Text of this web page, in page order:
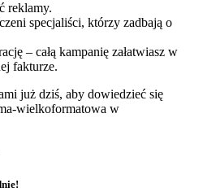
reklamy.
specjaliści, którzy zadbają o
– całą kampanię załatwiasz w
fakturze.
już dziś, aby dowiedzieć się
wielkoformatowa w